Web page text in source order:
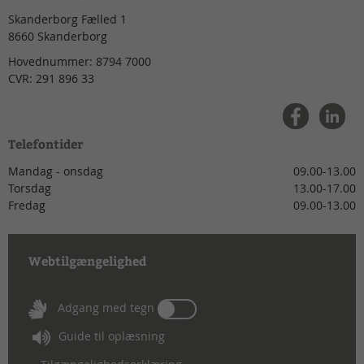
Skanderborg Fælled 1
8660 Skanderborg
Hovednummer: 8794 7000
CVR: 291 896 33
Telefontider
Mandag - onsdag
09.00-13.00
Torsdag
13.00-17.00
Fredag
09.00-13.00
Webtilgængelighed
Adgang med tegn Tænd
eller
sluk
for
Guide til oplæsning